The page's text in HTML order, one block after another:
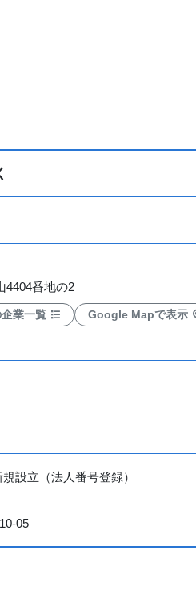
4404番地の2
業一覧 Google Mapで表示
設立（法人番号登録）
05